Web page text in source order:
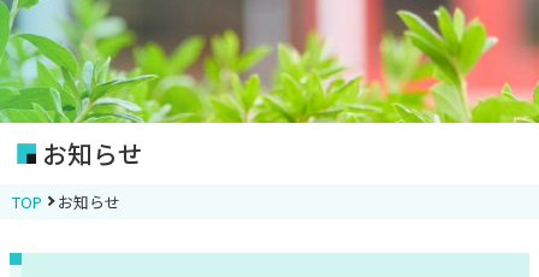
お知らせ
TOP お知らせ